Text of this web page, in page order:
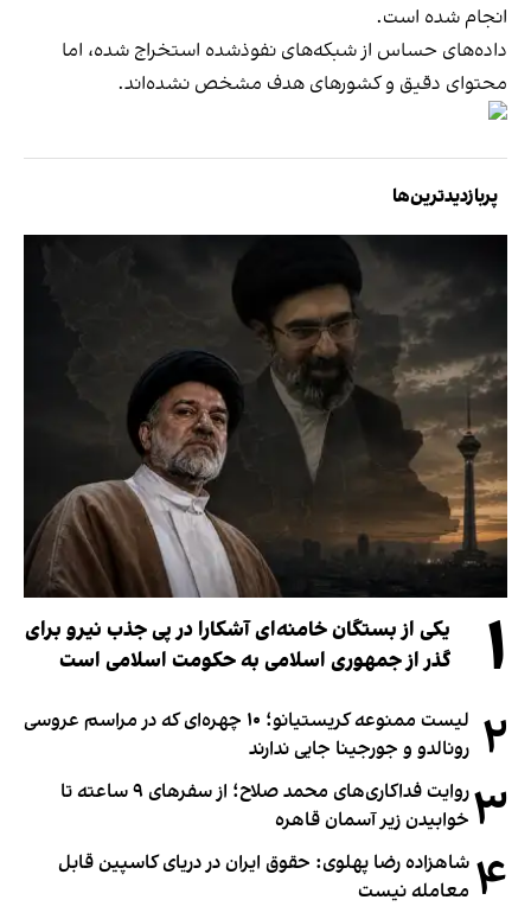
انجام شده است.
داده‌های حساس از شبکه‌های نفوذشده استخراج شده، اما
محتوای دقیق و کشورهای هدف مشخص نشده‌اند.
پربازدیدترین‌ها
۱
یکی از بستگان خامنه‌ای آشکارا در پی جذب نیرو برای
گذر از جمهوری اسلامی به حکومت اسلامی است
۲
لیست ممنوعه کریستیانو؛ ۱۰ چهره‌ای که در مراسم عروسی
رونالدو و جورجینا جایی ندارند
۳
روایت فداکاری‌های محمد صلاح؛ از سفرهای ۹ ساعته تا
خوابیدن زیر آسمان قاهره
۴ شاهزاده رضا پهلوی: حقوق ایران در دریای کاسپین قابل
معامله نیست